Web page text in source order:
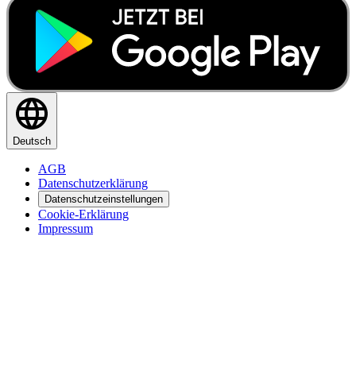
Deutsch
AGB
Datenschutzerklärung
Datenschutzeinstellungen
Cookie-Erklärung
Impressum